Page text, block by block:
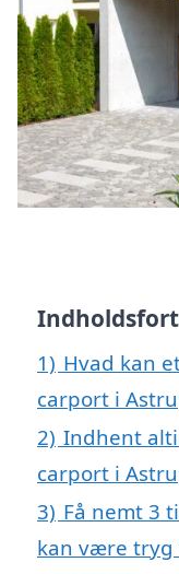
1) Hvad kan
carport i
2) Indhent
carport i
3) Få nemt 3
kan være tryg